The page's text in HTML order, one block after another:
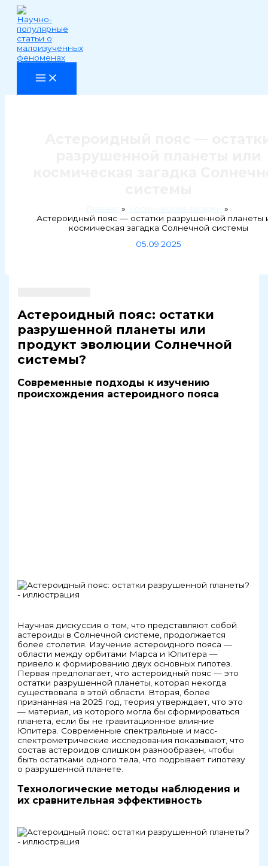
Перейти
содержимому
Главная
Космические загадки
Астероидный пояс — остатки разрушенной планеты
космическая загадка Солнечной системы
05.09.2025
Астероидный пояс: остатки
разрушенной планеты или
продукт эволюции Солнечной
системы?
Современные подходы к изучению
происхождения астероидного пояса
Научная дискуссия о том, что представляют собой
астероиды в Солнечной системе, продолжается
более столетия. Изучение астероидного пояса —
области между орбитами Марса и Юпитера —
привело к формированию двух основных гипотез.
Первая предполагает, что астероидный пояс — это
остатки разрушенной планеты, которая некогда
существовала в этой области. Вторая, более
признанная на 2025 год, теория утверждает, что это
— материал, из которого могла бы сформироваться
планета, если бы не гравитационное влияние
Юпитера. Современные спектральные и масс-
спектрометрические исследования показывают, что
состав астероидов слишком разнообразен, чтобы
быть остатками одного тела, что подрывает гипотезу
о разрушенной планете.
Технологические методы наблюдения и
их сравнительная эффективность